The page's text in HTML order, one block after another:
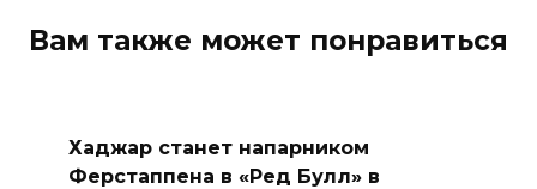
Вам также может понравиться
Хаджар станет напарником
Ферстаппена в «Ред Булл» в